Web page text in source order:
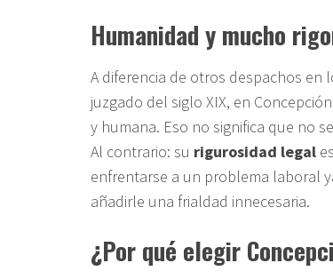
Humanidad y mucho
A diferencia de otros despachos en
juzgado del siglo XIX, en
y humana. Eso no significa que no
Al contrario: su rigurosidad legal
enfrentarse a un problema laboral
añadirle una frialdad innecesaria.
¿Por qué elegir